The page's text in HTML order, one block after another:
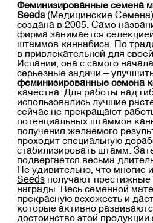
Феминизированные семена
Seeds (Медицинские
создана в 2005. Само
фирма занимается
штаммов каннабиса. По
в привлекательной для
Испании, она с самого
серьезные задачи –
феминизированные семена
качества. Для работы над
использовались лучшие
сейчас не прекращают
потенциальных штаммов
получения желаемого
проходит специальную
стабилизировать штамм.
подвергается весьма
Не удивительно, что многие
Seeds получают
награды. Весь семенной
прекрасную всхожесть и
которые активно
достоинство этой продукции